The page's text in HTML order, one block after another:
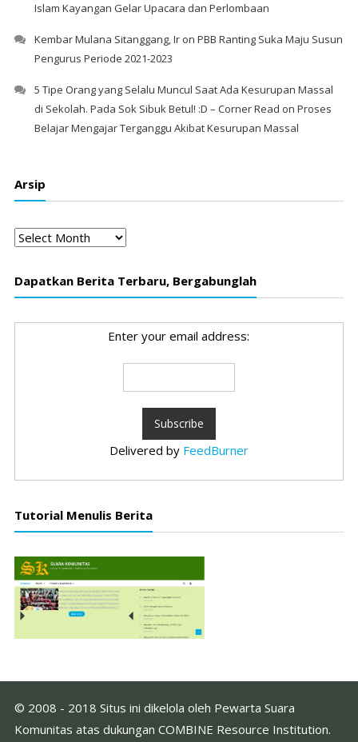
Islam Kayangan Gelar Upacara dan Perlombaan
Kembar Mulana Sitanggang, Iron PBB Ranting Suka Maju Susun
Pengurus Periode 2021-2023
5 Tipe Orang yang Selalu Muncul Saat Ada Kesurupan Massal
di Sekolah. Pada Sok Sibuk Betul! :D – Corner Read on Proses
Belajar Mengajar Terganggu Akibat Kesurupan Massal
Arsip
Arsip
Dapatkan Berita Terbaru, Bergabunglah
Enter your email address:
Delivered by FeedBurner
Tutorial Menulis Berita
© 2008 - 2018 Situs ini dikelola oleh Pewarta Suara
Komunitas atas dukungan COMBINE Resource Institution.